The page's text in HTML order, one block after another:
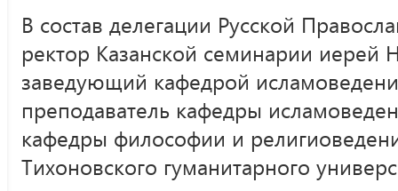
В состав делегации Русской
ректор Казанской семинарии иерей
заведующий кафедрой
преподаватель кафедры
кафедры философии и
Тихоновского гуманитарного